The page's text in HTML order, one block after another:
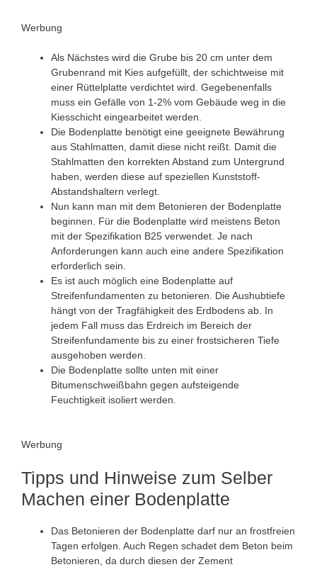
Werbung
Als Nächstes wird die Grube bis 20 cm unter dem
Grubenrand mit Kies aufgefüllt, der schichtweise mit
einer Rüttelplatte verdichtet wird. Gegebenenfalls
muss ein Gefälle von 1-2% vom Gebäude weg in die
Kiesschicht eingearbeitet werden.
Die Bodenplatte benötigt eine geeignete Bewährung
aus Stahlmatten, damit diese nicht reißt. Damit die
Stahlmatten den korrekten Abstand zum Untergrund
haben, werden diese auf speziellen Kunststoff-
Abstandshaltern verlegt.
Nun kann man mit dem Betonieren der Bodenplatte
beginnen. Für die Bodenplatte wird meistens Beton
mit der Spezifikation B25 verwendet. Je nach
Anforderungen kann auch eine andere Spezifikation
erforderlich sein.
Es ist auch möglich eine Bodenplatte auf
Streifenfundamenten zu betonieren. Die Aushubtiefe
hängt von der Tragfähigkeit des Erdbodens ab. In
jedem Fall muss das Erdreich im Bereich der
Streifenfundamente bis zu einer frostsicheren Tiefe
ausgehoben werden.
Die Bodenplatte sollte unten mit einer
Bitumenschweißbahn gegen aufsteigende
Feuchtigkeit isoliert werden.
Werbung
Tipps und Hinweise zum Selber
Machen einer Bodenplatte
Das Betonieren der Bodenplatte darf nur an frostfreien
Tagen erfolgen. Auch Regen schadet dem Beton beim
Betonieren, da durch diesen der Zement